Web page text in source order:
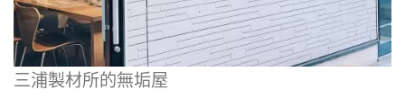
三浦製材所的無垢屋